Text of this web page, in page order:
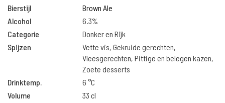
Bierstijl
Brown Ale
Alcohol
6.3%
Categorie
Donker en Rijk
Spijzen
Vette vis, Gekruide gerechten,
Vleesgerechten, Pittige en belegen kazen,
Zoete desserts
Drinktemp.
6 °C
Volume
33 cl